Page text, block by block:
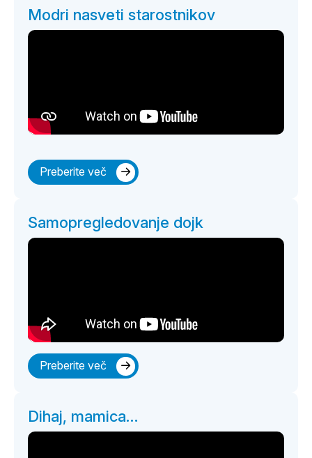
Modri nasveti starostnikov
Preberite več
Samopregledovanje dojk
Preberite več
Dihaj, mamica…